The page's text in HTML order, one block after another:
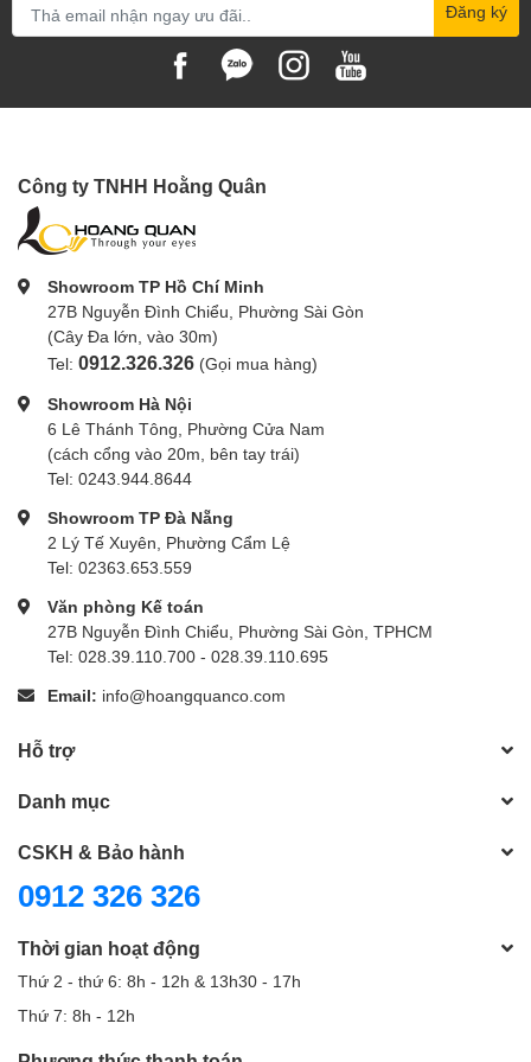
Đăng ký
Công ty TNHH Hoằng Quân
Showroom TP Hồ Chí Minh
27B Nguyễn Đình Chiểu, Phường Sài Gòn
(Cây Đa lớn, vào 30m)
Tel: 0912.326.326 (Gọi mua hàng)
Showroom Hà Nội
6 Lê Thánh Tông, Phường Cửa Nam
(cách cổng vào 20m, bên tay trái)
Tel: 0243.944.8644
Showroom TP Đà Nẵng
2 Lý Tế Xuyên, Phường Cẩm Lệ
Tel: 02363.653.559
Văn phòng Kế toán
27B Nguyễn Đình Chiểu, Phường Sài Gòn, TPHCM
Tel: 028.39.110.700 - 028.39.110.695
Email: info@hoangquanco.com
Hỗ trợ
Danh mục
CSKH & Bảo hành
0912 326 326
Thời gian hoạt động
Thứ 2 - thứ 6: 8h - 12h & 13h30 - 17h
Thứ 7: 8h - 12h